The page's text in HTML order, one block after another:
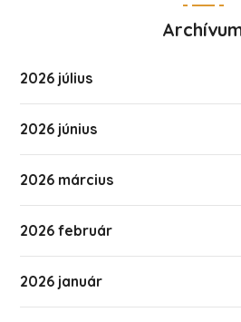
2026 július
2026 június
2026 március
2026 február
2026 január